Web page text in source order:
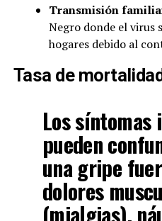
Transmisión
Negro donde el virus
hogares debido al
Tasa de
Los síntomas
pueden
una gripe
dolores
(mialgias),